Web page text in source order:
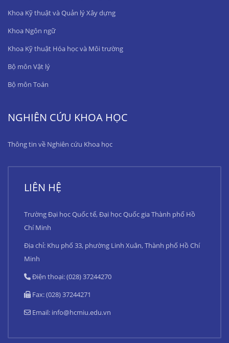
Khoa Kỹ thuật và Quản lý Xây dựng
Khoa Ngôn ngữ
Khoa Kỹ thuật Hóa học và Môi trường
Bộ môn Vật lý
Bộ môn Toán
NGHIÊN CỨU KHOA HỌC
Thông tin về Nghiên cứu Khoa học
LIÊN HỆ
Trường Đại học Quốc tế, Đại học Quốc gia Thành phố Hồ
Chí Minh
Địa chỉ: Khu phố 33, phường Linh Xuân, Thành phố Hồ Chí
Minh
Điện thoại: (028) 37244270
Fax: (028) 37244271
Email: info@hcmiu.edu.vn